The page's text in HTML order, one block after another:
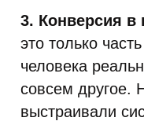
3. Конверсия в
это только
человека
совсем другое.
выстраивали